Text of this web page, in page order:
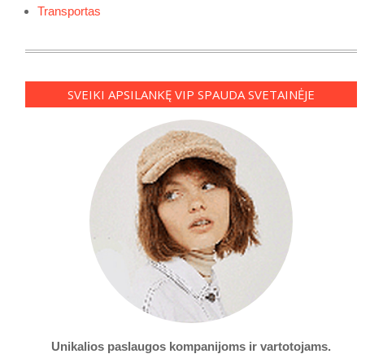
Transportas
SVEIKI APSILANKĘ VIP SPAUDA SVETAINĖJE
Unikalios paslaugos kompanijoms ir vartotojams.